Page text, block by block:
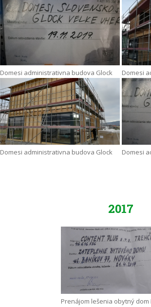
Domesi administrativna budova Glock Domesi
Domesi administrativna budova Glock Domesi
2017
Prenájom lešenia obytný dom